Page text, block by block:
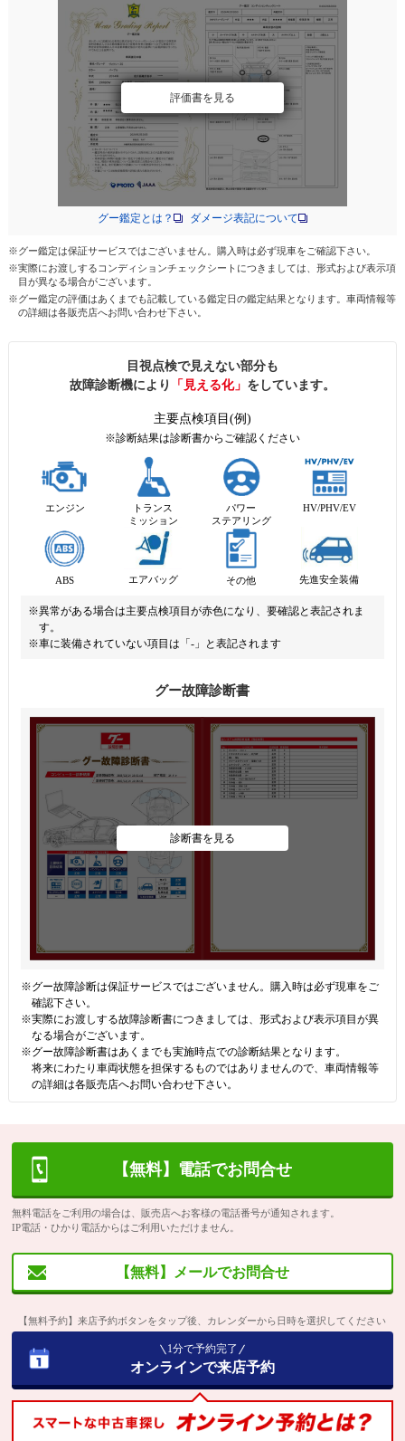
評価書を見る
グー鑑定とは？ ダメージ表記について
※グー鑑定は保証サービスではございません。購入時は必ず現車をご確認下さい。
※実際にお渡しするコンディションチェックシートにつきましては、形式および表示項
目が異なる場合がございます。
※グー鑑定の評価はあくまでも記載している鑑定日の鑑定結果となります。車両情報等
の詳細は各販売店へお問い合わせ下さい。
目視点検で見えない部分も
故障診断機により
「見える化」 をしています。
主要点検項目(例)
※診断結果は診断書からご確認ください
エンジン
トランス
ミッション
パワー
ステアリング
HV/PHV/EV
ABS エアバッグ その他 先進安全装備
※異常がある場合は主要点検項目が赤色になり、要確認と表記されま
す。
※車に装備されていない項目は「-」と表記されます
グー故障診断書
診断書を見る
※グー故障診断は保証サービスではございません。購入時は必ず現車をご
確認下さい。
※実際にお渡しする故障診断書につきましては、形式および表示項目が異
なる場合がございます。
※グー故障診断書はあくまでも実施時点での診断結果となります。
将来にわたり車両状態を担保するものではありませんので、車両情報等
の詳細は各販売店へお問い合わせ下さい。
【無料】電話でお問合せ
無料電話をご利用の場合は、販売店へお客様の電話番号が通知されます。
IP電話・ひかり電話からはご利用いただけません。
【無料】メールでお問合せ
【無料予約】来店予約ボタンをタップ後、カレンダーから日時を選択してください
1分で予約完了
オンラインで来店予約